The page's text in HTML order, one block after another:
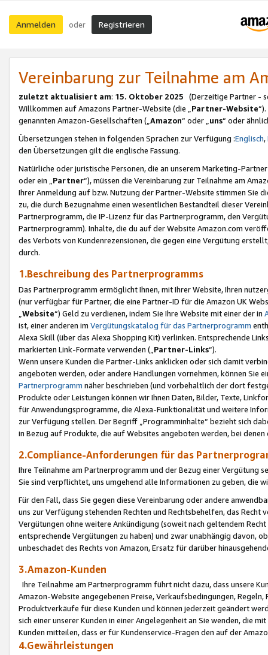
Anmelden oder Registrieren
Vereinbarung zur Teilnahme am
zuletzt aktualisiert am: 15. Oktober 2025 (Derzeitige Partner -
Willkommen auf Amazons Partner-Website (die „Partner-Website
genannten Amazon-Gesellschaften („Amazon“ oder „uns“ oder
Übersetzungen stehen in folgenden Sprachen zur Verfügung :Englisch,
den Übersetzungen gilt die englische Fassung.
Natürliche oder juristische Personen, die an unserem Marketing-
oder ein „Partner“), müssen die Vereinbarung zur Teilnahme am
Ihrer Anmeldung auf bzw. Nutzung der Partner-Website stimmen Sie
zu, die durch Bezugnahme einen wesentlichen Bestandteil dieser
Partnerprogramm, die IP-Lizenz für das Partnerprogramm, den
Partnerprogramm). Inhalte, die du auf der Website Amazon.com
des Verbots von Kundenrezensionen, die gegen eine Vergütung
durch.
1.Beschreibung des Partnerprogramms
Das Partnerprogramm ermöglicht Ihnen, mit Ihrer Website, Ihren
(nur verfügbar für Partner, die eine Partner-ID für die Amazon UK
Website“) Geld zu verdienen, indem Sie Ihre Website mit einer der in
ist, einer anderen im Vergütungskatalog für das Partnerprogramm
Alexa Skill (über das Alexa Shopping Kit) verlinken. Entsprechende
markierten Link-Formate verwenden („ Partner-Links“).
Wenn unsere Kunden die Partner-Links anklicken oder sich damit
angeboten werden, oder andere Handlungen vornehmen, können Sie
Partnerprogramm näher beschrieben (und vorbehaltlich der dort
Produkte oder Leistungen können wir Ihnen Daten, Bilder, Texte,
für Anwendungsprogramme, die Alexa-Funktionalität und weitere
zur Verfügung stellen. Der Begriff „Programminhalte“ bezieht sich
in Bezug auf Produkte, die auf Websites angeboten werden, bei
2.Compliance-Anforderungen für das
Ihre Teilnahme am Partnerprogramm und der Bezug einer Vergütung
Sie sind verpflichtet, uns umgehend alle Informationen zu geben, die
Für den Fall, dass Sie gegen diese Vereinbarung oder andere
uns zur Verfügung stehenden Rechten und Rechtsbehelfen, das
Vergütungen ohne weitere Ankündigung (soweit nach geltendem
entsprechende Vergütungen zu haben) und zwar unabhängig davon,
unbeschadet des Rechts von Amazon, Ersatz für darüber
3.Amazon-Kunden
Ihre Teilnahme am Partnerprogramm führt nicht dazu, dass unsere
Amazon-Website angegebenen Preise, Verkaufsbedingungen,
Produktverkäufe für diese Kunden und können jederzeit geändert
sich einer unserer Kunden in einer Angelegenheit an Sie wenden, die
Kunden mitteilen, dass er für Kundenservice-Fragen den auf der
4.Gewährleistungen